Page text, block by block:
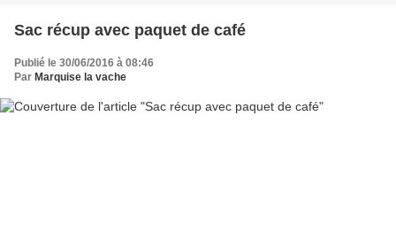
Sac récup avec paquet de café
Publié le 30/06/2016 à 08:46
Par Marquise la vache